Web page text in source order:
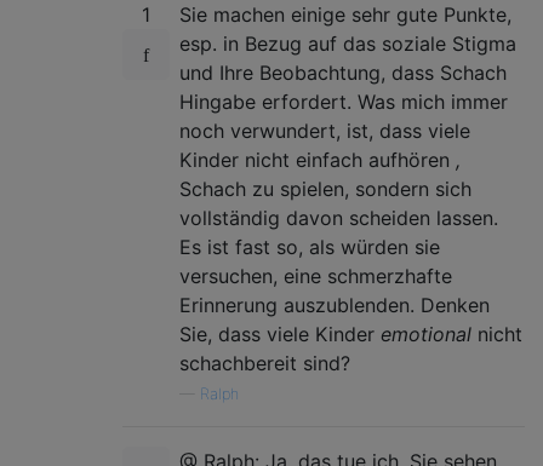
1
Sie machen einige sehr gute Punkte,
esp. in Bezug auf das soziale Stigma
und Ihre Beobachtung, dass Schach
Hingabe erfordert. Was mich immer
noch verwundert, ist, dass viele
Kinder nicht einfach aufhören ,
Schach zu spielen, sondern sich
vollständig davon scheiden lassen.
Es ist fast so, als würden sie
versuchen, eine schmerzhafte
Erinnerung auszublenden. Denken
Sie, dass viele Kinder emotional nicht
schachbereit sind?
Ralph
@ Ralph: Ja, das tue ich. Sie sehen,